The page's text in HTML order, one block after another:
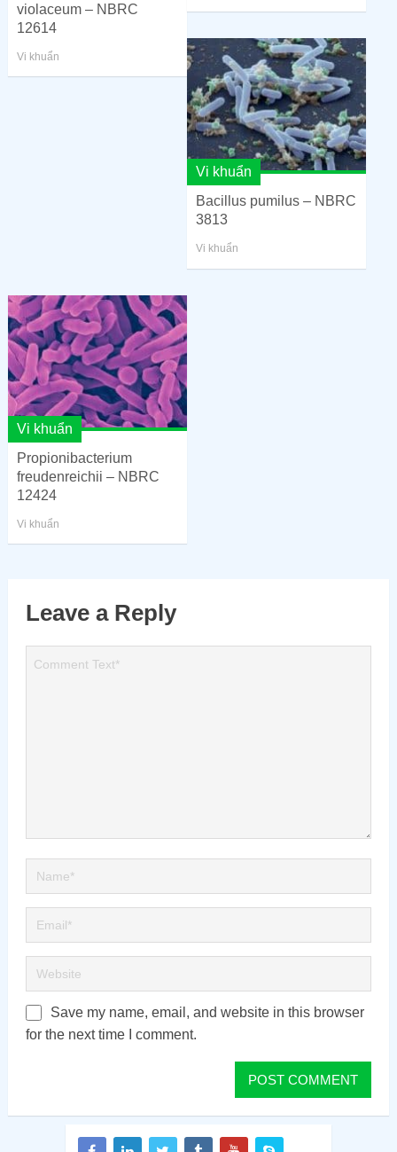
violaceum – NBRC
12614
Vi khuẩn
Vi khuẩn
Bacillus pumilus – NBRC
3813
Vi khuẩn
Vi khuẩn
Propionibacterium
freudenreichii – NBRC
12424
Vi khuẩn
Leave a Reply
Save my name, email, and website in this browser
for the next time I comment.